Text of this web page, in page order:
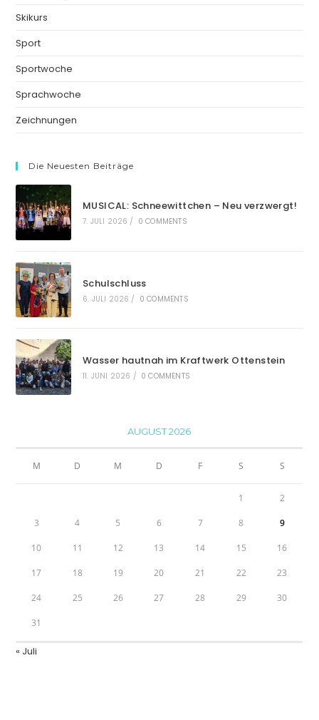
Skikurs
Sport
Sportwoche
Sprachwoche
Zeichnungen
Die Neuesten Beiträge
MUSICAL: Schneewittchen – Neu verzwergt!
7. JULI 2026 / 0 COMMENTS
Schulschluss
6. JULI 2026 / 0 COMMENTS
Wasser hautnah im Kraftwerk Ottenstein
11. JUNI 2026 / 0 COMMENTS
AUGUST 2026
M D M D F S S
1 2
3 4 5 6 7 8 9
10 11 12 13 14 15 16
17 18 19 20 21 22 23
24 25 26 27 28 29 30
31
« Juli